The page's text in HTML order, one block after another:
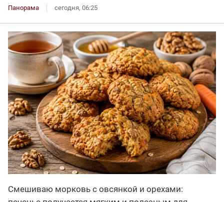
Панорама сегодня, 06:25
Смешиваю морковь с овсянкой и орехами: